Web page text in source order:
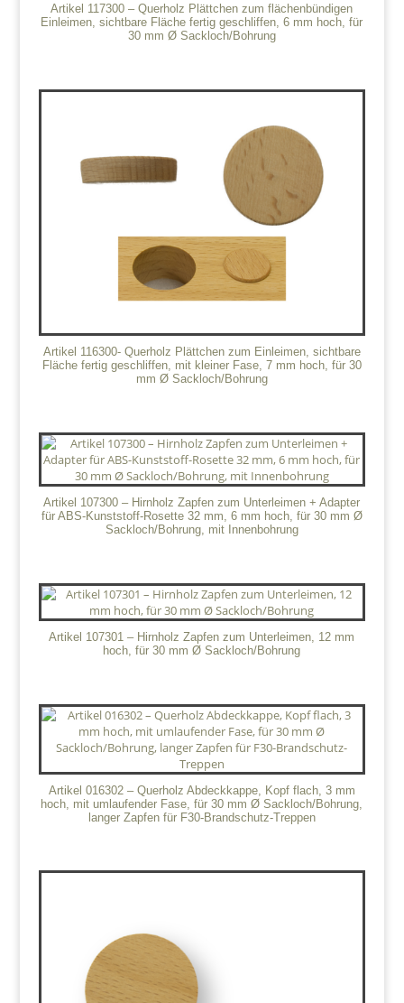
Artikel 117300 – Querholz Plättchen zum flächenbündigen
Einleimen, sichtbare Fläche fertig geschliffen, 6 mm hoch, für
30 mm Ø Sackloch/Bohrung
Artikel 116300- Querholz Plättchen zum Einleimen, sichtbare
Fläche fertig geschliffen, mit kleiner Fase, 7 mm hoch, für 30
mm Ø Sackloch/Bohrung
Artikel 107300 – Hirnholz Zapfen zum Unterleimen + Adapter
für ABS-Kunststoff-Rosette 32 mm, 6 mm hoch, für 30 mm Ø
Sackloch/Bohrung, mit Innenbohrung
Artikel 107301 – Hirnholz Zapfen zum Unterleimen, 12 mm
hoch, für 30 mm Ø Sackloch/Bohrung
Artikel 016302 – Querholz Abdeckkappe, Kopf flach, 3 mm
hoch, mit umlaufender Fase, für 30 mm Ø Sackloch/Bohrung,
langer Zapfen für F30-Brandschutz-Treppen